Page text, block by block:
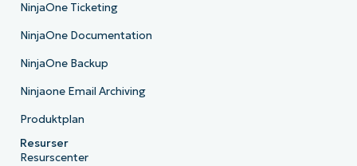
NinjaOne Ticketing
NinjaOne Documentation
NinjaOne Backup
Ninjaone Email Archiving
Produktplan
Resurser
Resurscenter